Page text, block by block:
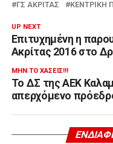
ΓΣ ΑΚΡΙΤΑΣ ΚΕΝΤΡΙΚΉ
UP NEXT
Επιτυχημένη η
Ακρίτας 2016 στο
ΜΗΝ ΤΟ ΧΆΣΕΙΣ!!!
Το ΔΣ της ΑΕΚ
απερχόμενο